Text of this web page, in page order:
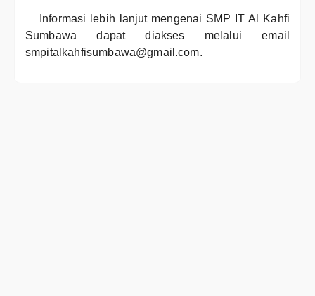
Informasi lebih lanjut mengenai SMP IT Al Kahfi
Sumbawa dapat diakses melalui email
smpitalkahfisumbawa@gmail.com.